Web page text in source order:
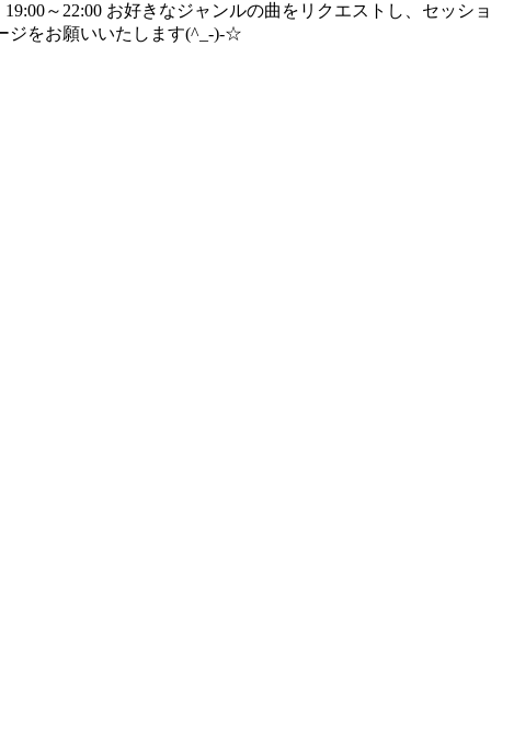
～22:00 お好きなジャンルの曲をリクエストし、セッショ
ジをお願いいたします(^_-)-☆